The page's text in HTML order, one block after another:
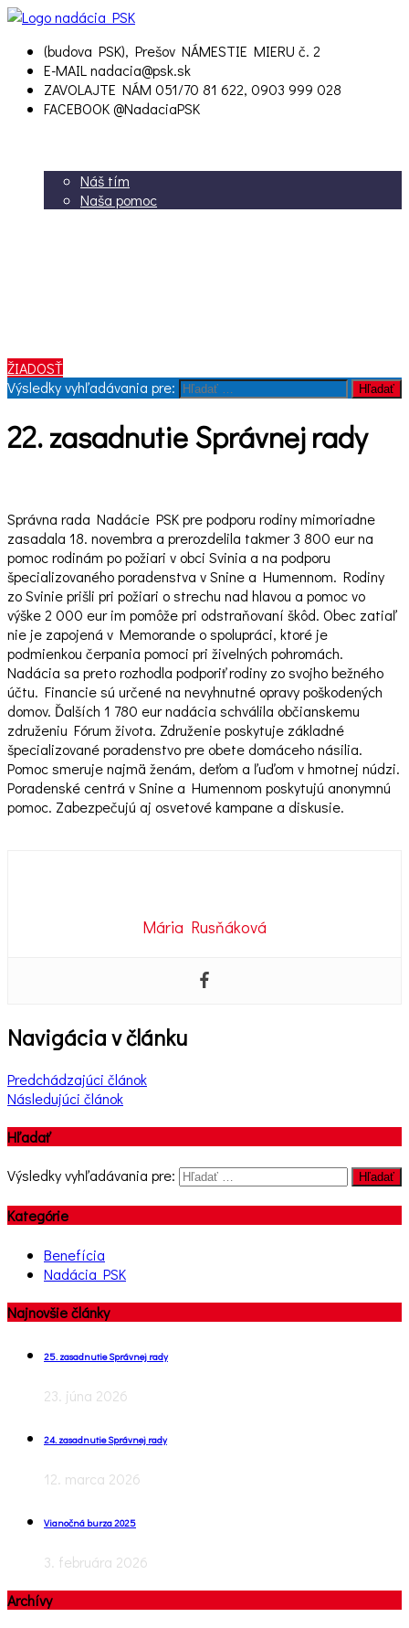
(budova PSK), Prešov NÁMESTIE MIERU č. 2
E-MAIL nadacia@psk.sk
ZAVOLAJTE NÁM 051/70 81 622, 0903 999 028
FACEBOOK@NadaciaPSK
Náš tím
Naša pomoc
ŽIADOSŤ
Výsledky vyhľadávania pre:
Hľadať
22. zasadnutie Správnej rady
Správna rada Nadácie PSK pre podporu rodiny mimoriadne
zasadala 18. novembra a prerozdelila takmer 3 800 eur na
pomoc rodinám po požiari v obci Svinia a na podporu
špecializovaného poradenstva v Snine a Humennom. Rodiny
zo Svinie prišli pri požiari o strechu nad hlavou a pomoc vo
výške 2 000 eur im pomôže pri odstraňovaní škôd. Obec zatiaľ
nie je zapojená v Memorande o spolupráci, ktoré je
podmienkou čerpania pomoci pri živelných pohromách.
Nadácia sa preto rozhodla podporiť rodiny zo svojho bežného
účtu. Financie sú určené na nevyhnutné opravy poškodených
domov. Ďalších 1 780 eur nadácia schválila občianskemu
združeniu Fórum života. Združenie poskytuje základné
špecializované poradenstvo pre obete domáceho násilia.
Pomoc smeruje najmä ženám, deťom a ľuďom v hmotnej núdzi.
Poradenské centrá v Snine a Humennom poskytujú anonymnú
pomoc. Zabezpečujú aj osvetové kampane a diskusie.
Mária Rusňáková
Navigácia v článku
Predchádzajúci článok
Následujúci článok
Hľadať
Výsledky vyhľadávania pre: Hľadať
Kategórie
Benefícia
Nadácia PSK
Najnovšie články
25. zasadnutie Správnej rady
23. júna 2026
24. zasadnutie Správnej rady
12. marca 2026
Vianočná burza 2025
3. februára 2026
Archívy